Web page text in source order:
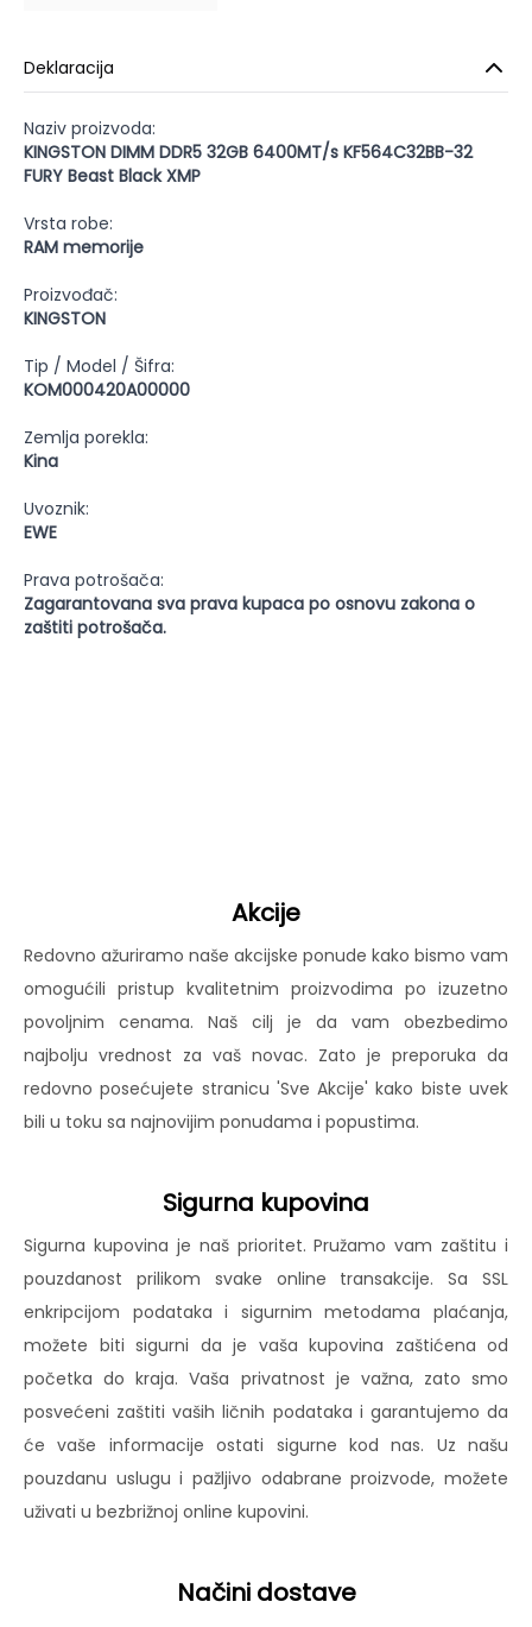
Deklaracija
Naziv proizvoda:
KINGSTON DIMM DDR5 32GB 6400MT/s KF564C32BB-32
FURY Beast Black XMP
Vrsta robe:
RAM memorije
Proizvođač:
KINGSTON
Tip / Model / Šifra:
KOM000420A00000
Zemlja porekla:
Kina
Uvoznik:
EWE
Prava potrošača:
Zagarantovana sva prava kupaca po osnovu zakona o
zaštiti potrošača.
Akcije
Redovno ažuriramo naše akcijske ponude kako bismo vam
omogućili pristup kvalitetnim proizvodima po izuzetno
povoljnim cenama. Naš cilj je da vam obezbedimo
najbolju vrednost za vaš novac. Zato je preporuka da
redovno posećujete stranicu 'Sve Akcije' kako biste uvek
bili u toku sa najnovijim ponudama i popustima.
Sigurna kupovina
Sigurna kupovina je naš prioritet. Pružamo vam zaštitu i
pouzdanost prilikom svake online transakcije. Sa SSL
enkripcijom podataka i sigurnim metodama plaćanja,
možete biti sigurni da je vaša kupovina zaštićena od
početka do kraja. Vaša privatnost je važna, zato smo
posvećeni zaštiti vaših ličnih podataka i garantujemo da
će vaše informacije ostati sigurne kod nas. Uz našu
pouzdanu uslugu i pažljivo odabrane proizvode, možete
uživati u bezbrižnoj online kupovini.
Načini dostave